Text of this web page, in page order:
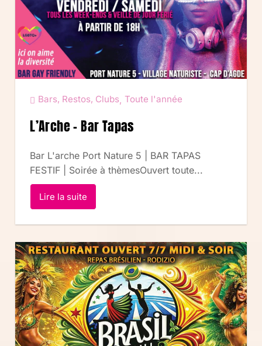
Bars, Restos, Clubs, Toute l'année
L’Arche – Bar Tapas
Bar L'arche Port Nature 5 | BAR TAPAS
FESTIF | Soirée à thèmesOuvert toute...
Lire la suite